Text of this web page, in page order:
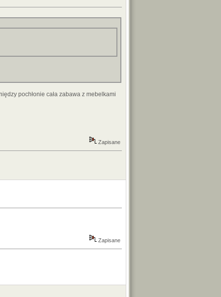
pochłonie cała zabawa z mebelkami
Zapisane
Zapisane